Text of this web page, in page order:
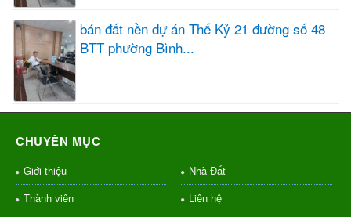
bán đất nền dự án Thế Kỷ 21 đường số 48
BTT phường Bình...
CHUYÊN MỤC
Giới thiệu
Nhà Đất
Thành viên
Liên hệ